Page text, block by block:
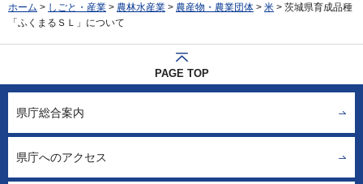
ホーム > しごと・産業 > 農林水産業 > 農産物・農業団体 > 米 > 茨城県育成品種
「ふくまるＳＬ」について
PAGE TOP
県庁総合案内
県庁へのアクセス